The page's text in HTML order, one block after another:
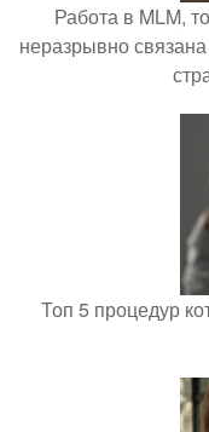
Работа в MLM,
неразрывно
Топ 5 процедур